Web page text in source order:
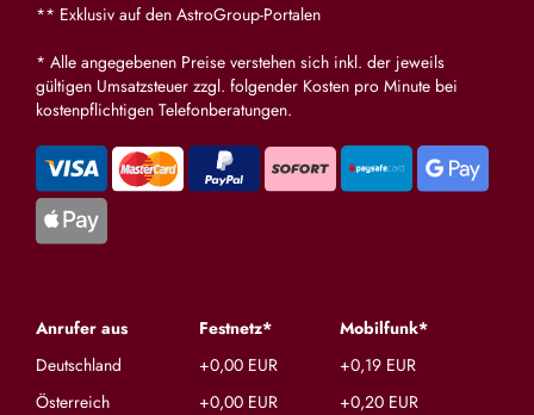
** Exklusiv auf den AstroGroup-Portalen
* Alle angegebenen Preise verstehen sich inkl. der jeweils
gültigen Umsatzsteuer zzgl. folgender Kosten pro Minute bei
kostenpflichtigen Telefonberatungen.
Anrufer aus Festnetz*
Mobilfunk*
Deutschland
+0,00 EUR
+0,19 EUR
Österreich
+0,00 EUR
+0,20 EUR